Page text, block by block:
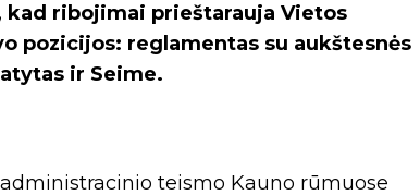
ribojimai prieštarauja Vietos
pozicijos: reglamentas su aukštesnės
ir Seime.
teismo Kauno rūmuose